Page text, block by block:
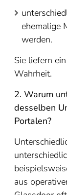
ehemalige
werden.
Sie liefern
Wahrheit.
2. Warum
desselben
Portalen?
aus